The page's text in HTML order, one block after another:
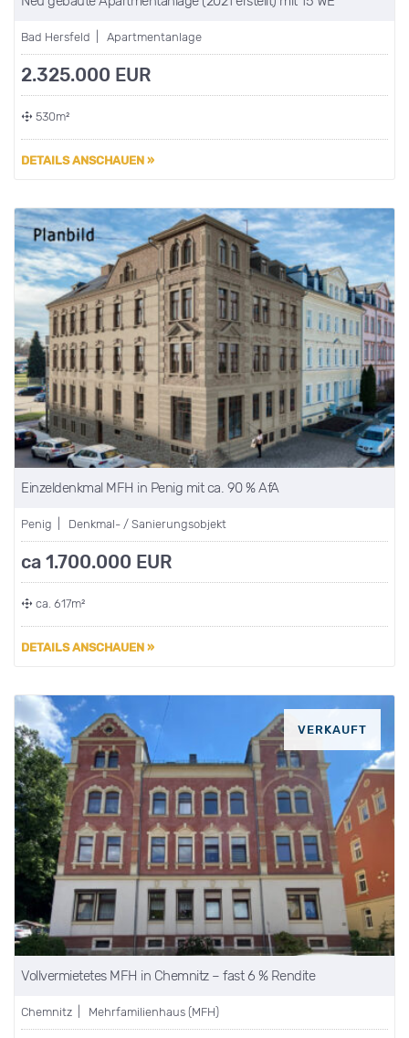
Bad Hersfeld | Apartmentanlage
2.325.000 EUR
530m²
DETAILS ANSCHAUEN »
Einzeldenkmal MFH in Penig mit ca. 90 % AfA
Penig | Denkmal- / Sanierungsobjekt
ca 1.700.000 EUR
ca. 617m²
DETAILS ANSCHAUEN »
VERKAUFT
Vollvermietetes MFH in Chemnitz – fast 6 % Rendite
Chemnitz | Mehrfamilienhaus (MFH)